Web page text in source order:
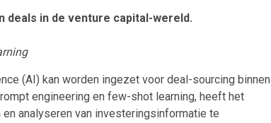
deals in de venture capital-wereld.
(AI) kan worden ingezet voor deal-sourcing binnen
engineering en few-shot learning, heeft het
analyseren van investeringsinformatie te